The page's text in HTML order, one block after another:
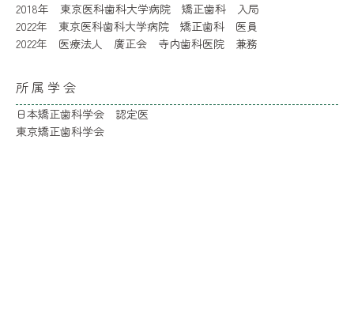
2018年 東京医科歯科大学病院 矯正歯科 入局
2022年 東京医科歯科大学病院 矯正歯科 医員
2022年 医療法人 廣正会 寺内歯科医院 兼務
所属学会
日本矯正歯科学会 認定医
東京矯正歯科学会